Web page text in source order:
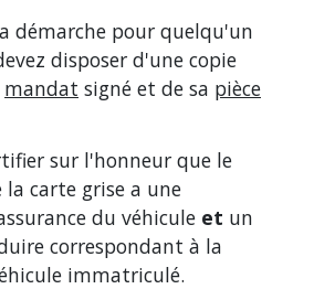
démarche pour quelqu'un
disposer d'une copie
mandat signé et de sa pièce
sur l'honneur que le
carte grise a une
du véhicule et un
correspondant à la
immatriculé.